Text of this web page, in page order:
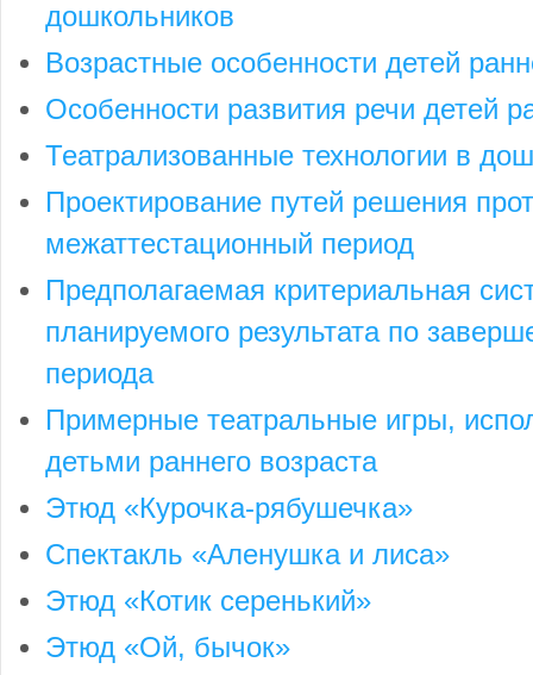
дошкольников
Возрастные особенности детей
Особенности развития речи детей
Театрализованные технологии в
Проектирование путей решения
межаттестационный период
Предполагаемая критериальная
планируемого результата по
периода
Примерные театральные игры,
детьми раннего возраста
Этюд «Курочка-рябушечка»
Спектакль «Аленушка и лиса»
Этюд «Котик серенький»
Этюд «Ой, бычок»